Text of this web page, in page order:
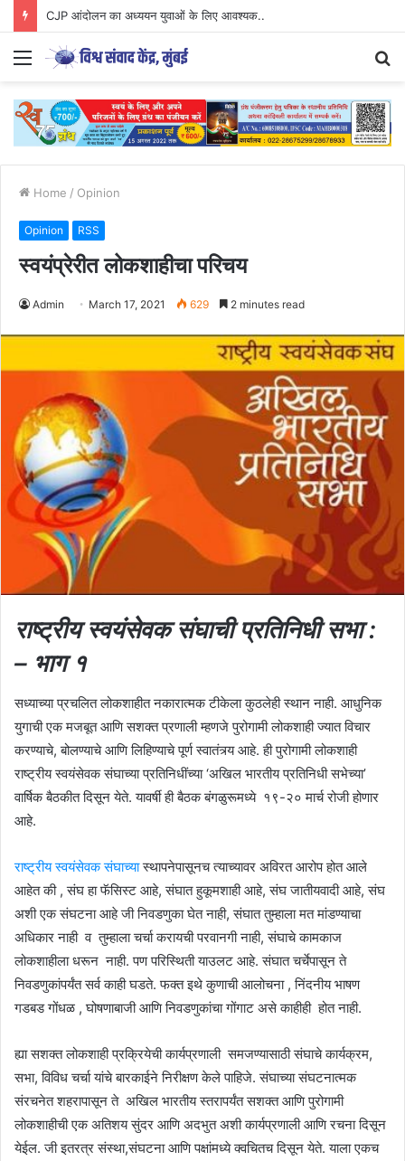
CJP आंदोलन का अध्ययन युवाओं के लिए आवश्यक..
Menu
Home / Opinion
Opinion RSS
स्वयंप्रेरीत लोकशाहीचा परिचय
Admin March 17, 2021 629 2 minutes read
राष्ट्रीय स्वयंसेवक संघाची प्रतिनिधी सभा :
– भाग १
सध्याच्या प्रचलित लोकशाहीत नकारात्मक टीकेला कुठलेही स्थान नाही. आधुनिक
युगाची एक मजबूत आणि सशक्त प्रणाली म्हणजे पुरोगामी लोकशाही ज्यात विचार
करण्याचे, बोलण्याचे आणि लिहिण्याचे पूर्ण स्वातंत्र्य आहे. ही पुरोगामी लोकशाही
राष्ट्रीय स्वयंसेवक संघाच्या प्रतिनिधींच्या ‘अखिल भारतीय प्रतिनिधी सभेच्या’
वार्षिक बैठकीत दिसून येते. यावर्षी ही बैठक बंगळुरूमध्ये १९-२० मार्च रोजी होणार
आहे.
राष्ट्रीय स्वयंसेवक संघाच्यास्थापनेपासूनच त्याच्यावर अविरत आरोप होत आले
आहेत की , संघ हा फॅसिस्ट आहे, संघात हुकूमशाही आहे, संघ जातीयवादी आहे, संघ
अशी एक संघटना आहे जी निवडणुका घेत नाही, संघात तुम्हाला मत मांडण्याचा
अधिकार नाही व तुम्हाला चर्चा करायची परवानगी नाही, संघाचे कामकाज
लोकशाहीला धरून नाही. पण परिस्थिती याउलट आहे. संघात चर्चेपासून ते
निवडणुकांपर्यंत सर्व काही घडते. फक्त इथे कुणाची आलोचना , निंदनीय भाषण
गडबड गोंधळ , घोषणाबाजी आणि निवडणुकांचा गोंगाट असे काहीही होत नाही.
ह्या सशक्त लोकशाही प्रक्रियेची कार्यप्रणाली समजण्यासाठी संघाचे कार्यक्रम,
सभा, विविध चर्चा यांचे बारकाईने निरीक्षण केले पाहिजे. संघाच्या संघटनात्मक
संरचनेत शहरापासून ते अखिल भारतीय स्तरापर्यंत सशक्त आणि पुरोगामी
लोकशाहीची एक अतिशय सुंदर आणि अदभुत अशी कार्यप्रणाली आणि रचना दिसून
येईल. जी इतरत्र संस्था,संघटना आणि पक्षांमध्ये क्वचितच दिसून येते. याला एकच